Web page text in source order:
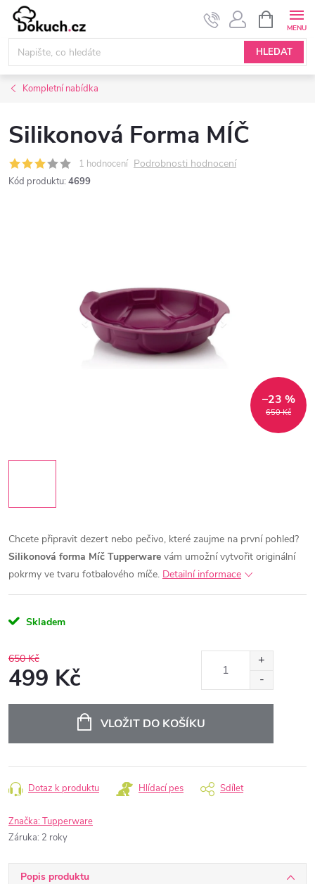
Přejít
obsah
HLEDAT
NÁKUPNÍ
KOŠÍK
Kompletní nabídka
Silikonová Forma MÍČ
1 hodnocení Podrobnosti hodnocení
Kód produktu: 4699
650 Kč
–23 %
Chcete připravit dezert nebo pečivo, které zaujme na první pohled?
Silikonová forma Míč Tupperware vám umožní vytvořit originální
pokrmy ve tvaru fotbalového míče. Detailní informace
Skladem
650 Kč
499 Kč
VLOŽIT DO KOŠÍKU
Dotaz k produktu Hlídací pes Sdílet
Značka:Tupperware
Záruka: 2 roky
Popis produktu